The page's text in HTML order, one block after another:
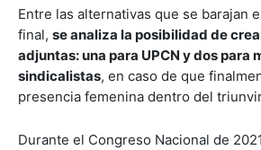
Entre las alternativas que se barajan
final, se analiza la posibilidad de
adjuntas: una para UPCN y dos para
sindicalistas, en caso de que
presencia femenina dentro del
Durante el Congreso Nacional de